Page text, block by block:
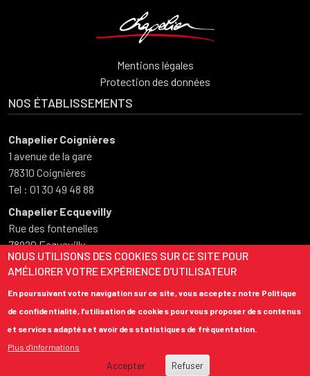
Mentions légales
Protection des données
NOS ÉTABLISSEMENTS
Chapelier Coignières
1 avenue de la gare
78310 Coignières
Tel : 01 30 49 48 88
Chapelier Ecquevilly
Rue des fontenelles
78920 Ecquevilly
Tel : 01 34 75 50 73
Du lundi au vendredi
08:00 – 12:00
13:30 – 18:00
NOUS UTILISONS DES COOKIES SUR CE SITE POUR
AMÉLIORER VOTRE EXPÉRIENCE D'UTILISATEUR
En poursuivant votre navigation sur ce site, vous acceptez notre Politique
de confidentialité, l’utilisation de cookies pour vous proposer des contenus
et services adaptés et avoir des statistiques de fréquentation.
Plus d'informations
Accepter Refuser